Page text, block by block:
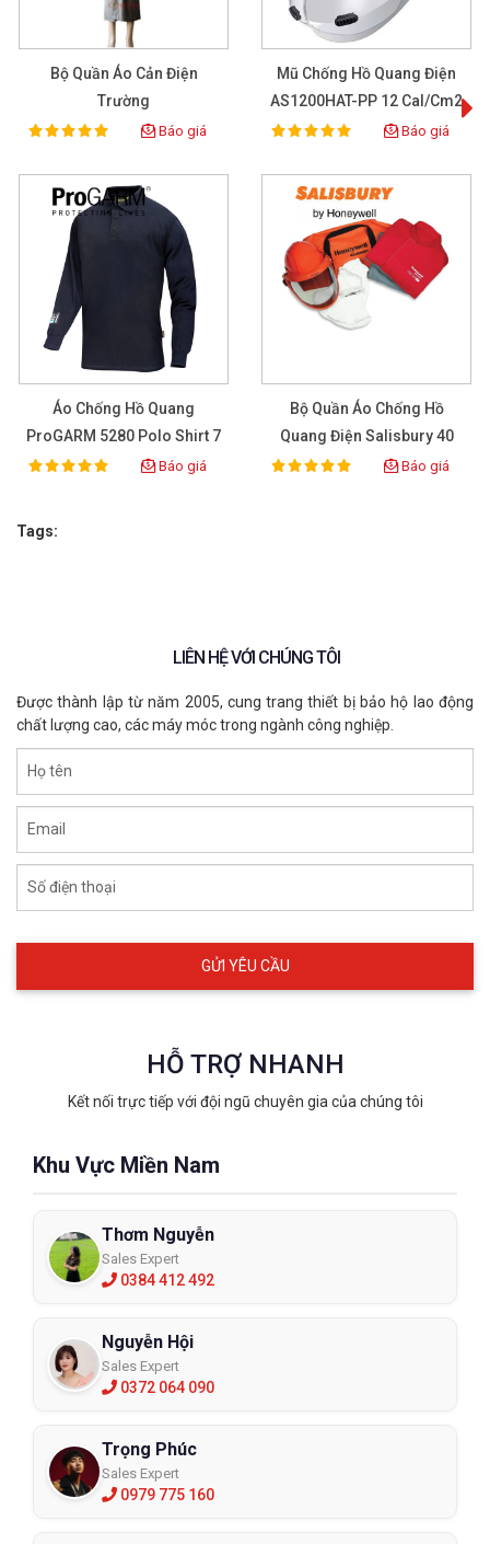
Bộ Quần Áo Cản Điện
Trường
Rating:
100% Báo giá
Mũ Chống Hồ Quang Điện
AS1200HAT-PP 12 Cal/cm2
Rating:
100% Báo giá
Áo Chống Hồ Quang
ProGARM 5280 Polo Shirt 7
Cal/cm2
Rating:
100% Báo giá
Bộ Quần Áo Chống Hồ
Quang Điện Salisbury 40
CAL Size L
Rating:
100% Báo giá
Tags:
LIÊN HỆ VỚI CHÚNG TÔI
Được thành lập từ năm 2005, cung trang thiết bị bảo hộ lao động
chất lượng cao, các máy móc trong ngành công nghiệp.
Họ tên
Email
Số điện thoại
HỖ TRỢ NHANH
Kết nối trực tiếp với đội ngũ chuyên gia của chúng tôi
Khu Vực Miền Nam
Thơm Nguyễn
Sales Expert
0384 412 492
Nguyễn Hội
Sales Expert
0372 064 090
Trọng Phúc
Sales Expert
0979 775 160